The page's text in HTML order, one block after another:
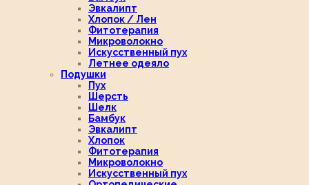
Эвкалипт
Хлопок / Лен
Фитотерапия
Микроволокно
Искусственный пух
Летнее одеяло
Подушки
Пух
Шерсть
Шелк
Бамбук
Эвкалипт
Хлопок
Фитотерапия
Микроволокно
Искусственный пух